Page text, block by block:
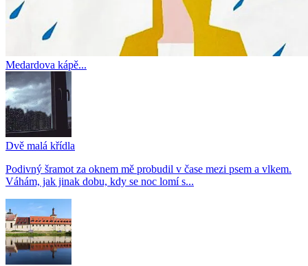
Medardova kápě...
Dvě malá křídla
Podivný šramot za oknem mě probudil v čase mezi psem a vlkem.
Váhám, jak jinak dobu, kdy se noc lomí s...